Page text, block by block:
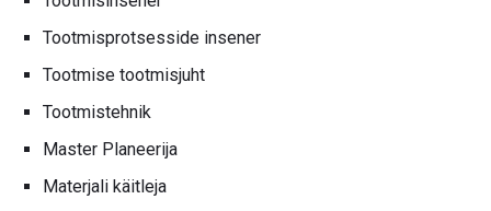
Tootmisprotsesside insener
Tootmise tootmisjuht
Tootmistehnik
Master Planeerija
Materjali käitleja